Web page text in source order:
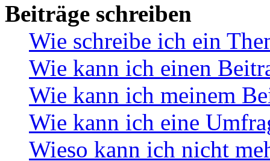
Beiträge schreiben
Wie schreibe ich ein
Wie kann ich einen
Wie kann ich meinem
Wie kann ich eine
Wieso kann ich nicht